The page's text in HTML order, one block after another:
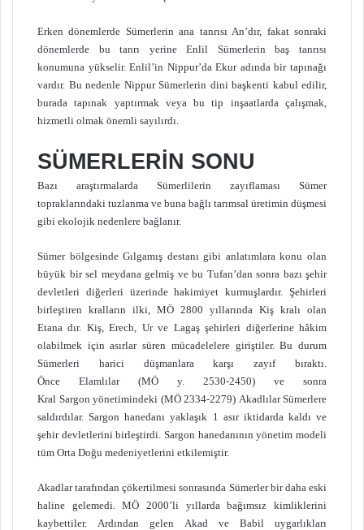
Erken dönemlerde Sümerlerin ana tanrısı An’dır, fakat sonraki
dönemlerde bu tanrı yerine Enlil Sümerlerin baş tanrısı
konumuna yükselir. Enlil’in Nippur’da Ekur adında bir tapınağı
vardır. Bu nedenle Nippur Sümerlerin dini başkenti kabul edilir,
burada tapınak yaptırmak veya bu tip inşaatlarda çalışmak,
hizmetli olmak önemli sayılırdı.
SÜMERLERİN SONU
Bazı araştırmalarda Sümerlilerin zayıflaması Sümer
topraklarındaki tuzlanma ve buna bağlı tarımsal üretimin düşmesi
gibi ekolojik nedenlere bağlanır.
Sümer bölgesinde Gılgamış destanı gibi anlatımlara konu olan
büyük bir sel meydana gelmiş ve bu Tufan’dan sonra bazı şehir
devletleri diğerleri üzerinde hakimiyet kurmuşlardır. Şehirleri
birleştiren kralların ilki, MÖ 2800 yıllarında Kiş kralı olan
Etana dır. Kiş, Erech, Ur ve Lagaş şehirleri diğerlerine hâkim
olabilmek için asırlar süren mücadelelere giriştiler. Bu durum
Sümerleri harici düşmanlara karşı zayıf bıraktı.
Önce Elamlılar (MÖ y. 2530-2450) ve sonra
Kral Sargon yönetimindeki (MÖ 2334-2279) Akadlılar Sümerlere
saldırdılar. Sargon hanedanı yaklaşık 1 asır iktidarda kaldı ve
şehir devletlerini birleştirdi. Sargon hanedanının yönetim modeli
tüm Orta Doğu medeniyetlerini etkilemiştir.
Akadlar tarafından çökertilmesi sonrasında Sümerler bir daha eski
haline gelemedi. MÖ 2000’li yıllarda bağımsız kimliklerini
kaybettiler. Ardından gelen Akad ve Babil uygarlıkları